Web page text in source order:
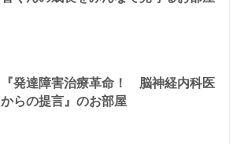
『発達障害治療革命！ 脳神経内科医
からの提言』のお部屋